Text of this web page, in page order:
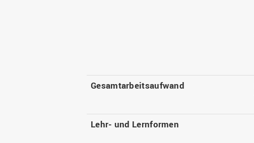
Gesamtarbeitsaufwand
Lehr- und Lernformen